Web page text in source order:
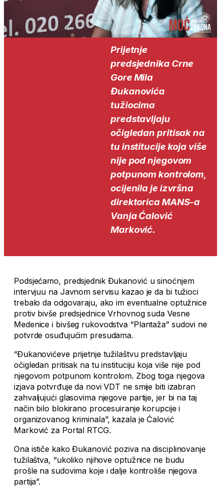
Prijetnje
predsjednika Crne
Gore Mila
Đukanovića
tužiocima
predstavljaju
očigledan pritisak na
tu institucije koja više
nije pod njegovom
potpunom kontrolom,
ocijenila je izvršna
direktorica MANS-a
Vanja Ćalović
Marković.
Podsjećamo, predsjednik Đukanović u sinoćnjem
intervjuu na Javnom servisu kazao je da bi tužioci
trebalo da odgovaraju, ako im eventualne optužnice
protiv bivše predsjednice Vrhovnog suda Vesne
Medenice i bivšeg rukovodstva “Plantaža” sudovi ne
potvrde osuđujućim presudama.
“Đukanovićeve prijetnje tužilaštvu predstavljaju
očigledan pritisak na tu instituciju koja više nije pod
njegovom potpunom kontrolom. Zbog toga njegova
izjava potvrđuje da novi VDT ne smije biti izabran
zahvaljujući glasovima njegove partije, jer bi na taj
način bilo blokirano procesuiranje korupcije i
organizovanog kriminala”, kazala je Ćalović
Marković za Portal RTCG.
Ona ističe kako Đukanović poziva na disciplinovanje
tužilaštva, “ukoliko njihove optužnice ne budu
prošle na sudovima koje i dalje kontroliše njegova
partija”.